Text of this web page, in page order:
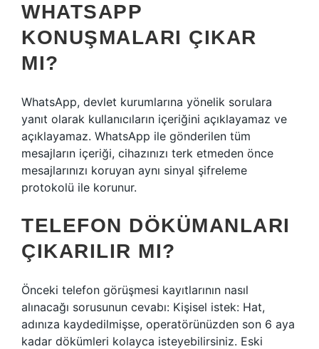
WHATSAPP
KONUŞMALARI ÇIKAR
MI?
WhatsApp, devlet kurumlarına yönelik sorulara
yanıt olarak kullanıcıların içeriğini açıklayamaz ve
açıklayamaz. WhatsApp ile gönderilen tüm
mesajların içeriği, cihazınızı terk etmeden önce
mesajlarınızı koruyan aynı sinyal şifreleme
protokolü ile korunur.
TELEFON DÖKÜMANLARI
ÇIKARILIR MI?
Önceki telefon görüşmesi kayıtlarının nasıl
alınacağı sorusunun cevabı: Kişisel istek: Hat,
adınıza kaydedilmişse, operatörünüzden son 6 aya
kadar dökümleri kolayca isteyebilirsiniz. Eski